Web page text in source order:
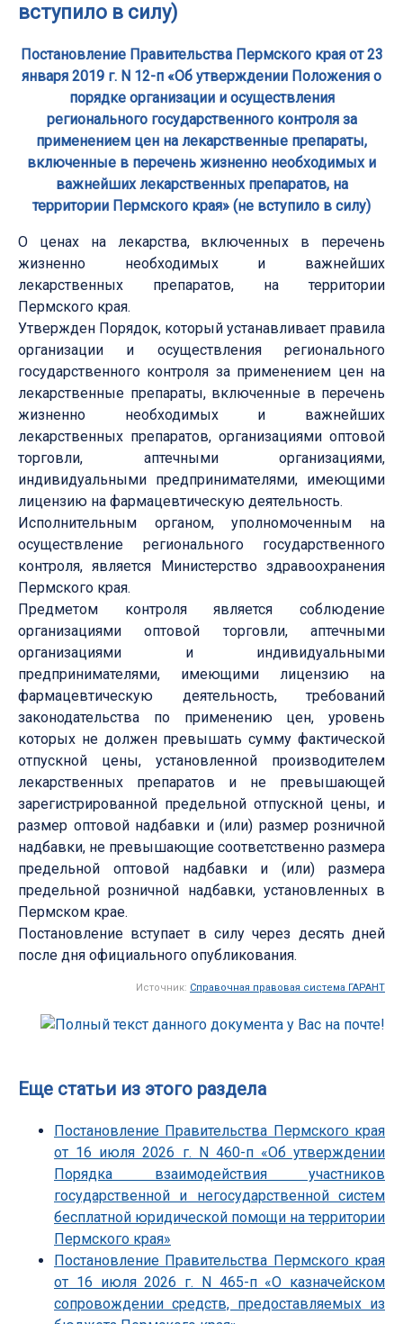
вступило в силу)
Постановление Правительства Пермского края от 23
января 2019 г. N 12-п «Об утверждении Положения о
порядке организации и осуществления
регионального государственного контроля за
применением цен на лекарственные препараты,
включенные в перечень жизненно необходимых и
важнейших лекарственных препаратов, на
территории Пермского края» (не вступило в силу)
О ценах на лекарства, включенных в перечень
жизненно необходимых и важнейших
лекарственных препаратов, на территории
Пермского края.
Утвержден Порядок, который устанавливает правила
организации и осуществления регионального
государственного контроля за применением цен на
лекарственные препараты, включенные в перечень
жизненно необходимых и важнейших
лекарственных препаратов, организациями оптовой
торговли, аптечными организациями,
индивидуальными предпринимателями, имеющими
лицензию на фармацевтическую деятельность.
Исполнительным органом, уполномоченным на
осуществление регионального государственного
контроля, является Министерство здравоохранения
Пермского края.
Предметом контроля является соблюдение
организациями оптовой торговли, аптечными
организациями и индивидуальными
предпринимателями, имеющими лицензию на
фармацевтическую деятельность, требований
законодательства по применению цен, уровень
которых не должен превышать сумму фактической
отпускной цены, установленной производителем
лекарственных препаратов и не превышающей
зарегистрированной предельной отпускной цены, и
размер оптовой надбавки и (или) размер розничной
надбавки, не превышающие соответственно размера
предельной оптовой надбавки и (или) размера
предельной розничной надбавки, установленных в
Пермском крае.
Постановление вступает в силу через десять дней
после дня официального опубликования.
Источник: Справочная правовая система ГАРАНТ
Еще статьи из этого раздела
Постановление Правительства Пермского края
от 16 июля 2026 г. N 460-п «Об утверждении
Порядка взаимодействия участников
государственной и негосударственной систем
бесплатной юридической помощи на территории
Пермского края»
Постановление Правительства Пермского края
от 16 июля 2026 г. N 465-п «О казначейском
сопровождении средств, предоставляемых из